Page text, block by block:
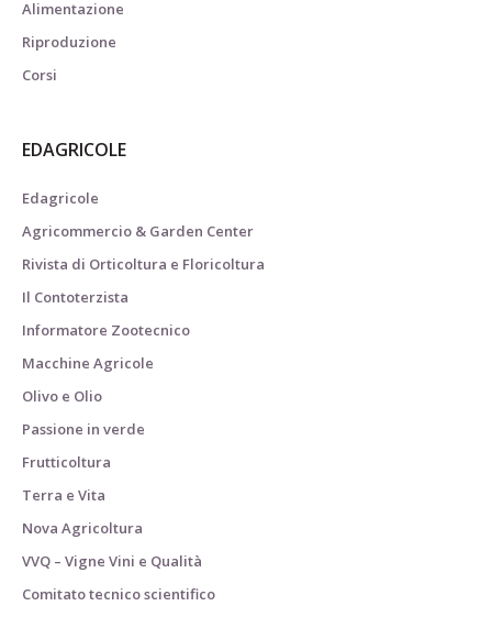
Alimentazione
Riproduzione
Corsi
EDAGRICOLE
Edagricole
Agricommercio & Garden Center
Rivista di Orticoltura e Floricoltura
Il Contoterzista
Informatore Zootecnico
Macchine Agricole
Olivo e Olio
Passione in verde
Frutticoltura
Terra e Vita
Nova Agricoltura
VVQ – Vigne Vini e Qualità
Comitato tecnico scientifico